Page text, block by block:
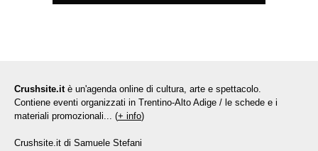
Crushsite.it è un'agenda online di cultura, arte e spettacolo.
Contiene eventi organizzati in Trentino-Alto Adige / le schede e i
materiali promozionali... (+ info)
Crushsite.it di Samuele Stefani